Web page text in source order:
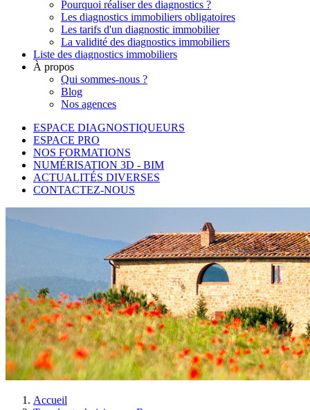
Pourquoi réaliser des diagnostics ?
Les diagnostics immobiliers obligatoires
Les tarifs d'un diagnostic immobilier
La validité des diagnostics immobiliers
Liste des diagnostics immobiliers
À propos
Qui sommes-nous ?
Blog
Nos agences
ESPACE DIAGNOSTIQUEURS
ESPACE PRO
NOS FORMATIONS
NUMÉRISATION 3D - BIM
ACTUALITÉS DIVERSES
CONTACTEZ-NOUS
Accueil